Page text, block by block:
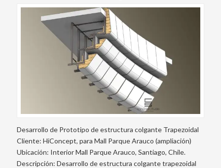
Desarrollo de Prototipo de estructura colgante Trapezoidal
Cliente: HiConcept, para Mall Parque Arauco (ampliación)
Ubicación: Interior Mall Parque Arauco, Santiago, Chile.
Descripción: Desarrollo de estructura colgante trapezoidal